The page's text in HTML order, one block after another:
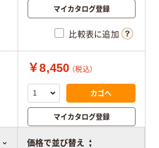
価格で並び替え
マイカタログ登録
比較表に追加
￥8,450 （税込）
カゴへ
マイカタログ登録
比較表に追加